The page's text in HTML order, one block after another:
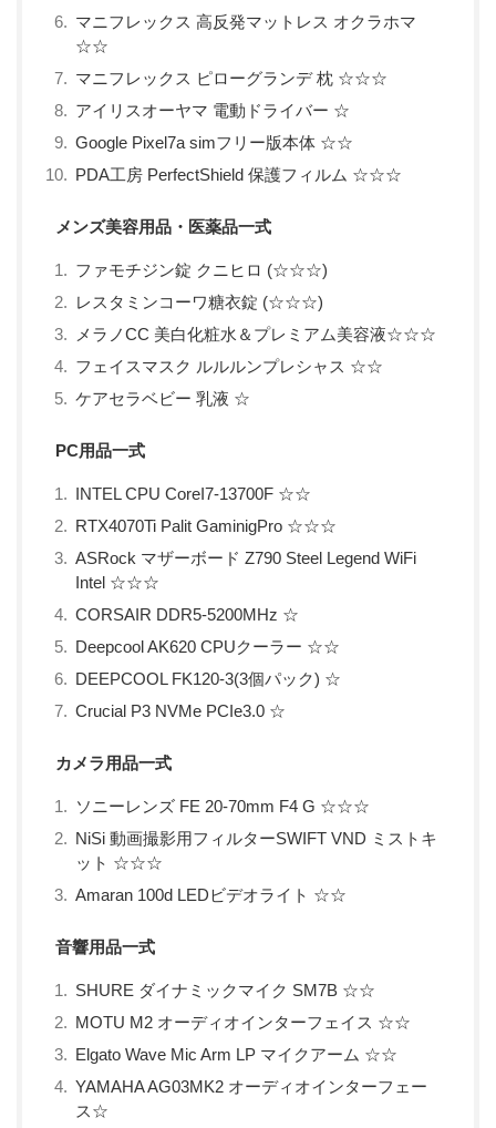
マニフレックス 高反発マットレス オクラホマ
☆☆
マニフレックス ピローグランデ 枕 ☆☆☆
アイリスオーヤマ 電動ドライバー ☆
Google Pixel7a simフリー版本体 ☆☆
PDA工房 PerfectShield 保護フィルム ☆☆☆
メンズ美容用品・医薬品一式
ファモチジン錠 クニヒロ (☆☆☆)
レスタミンコーワ糖衣錠 (☆☆☆)
メラノCC 美白化粧水＆プレミアム美容液☆☆☆
フェイスマスク ルルルンプレシャス ☆☆
ケアセラベビー 乳液 ☆
PC用品一式
INTEL CPU CoreI7-13700F ☆☆
RTX4070Ti Palit GaminigPro ☆☆☆
ASRock マザーボード Z790 Steel Legend WiFi
Intel ☆☆☆
CORSAIR DDR5-5200MHz ☆
Deepcool AK620 CPUクーラー ☆☆
DEEPCOOL FK120-3(3個パック) ☆
Crucial P3 NVMe PCIe3.0 ☆
カメラ用品一式
ソニーレンズ FE 20-70mm F4 G ☆☆☆
NiSi 動画撮影用フィルターSWIFT VND ミストキ
ット ☆☆☆
Amaran 100d LEDビデオライト ☆☆
音響用品一式
SHURE ダイナミックマイク SM7B ☆☆
MOTU M2 オーディオインターフェイス ☆☆
Elgato Wave Mic Arm LP マイクアーム ☆☆
YAMAHA AG03MK2 オーディオインターフェー
ス☆